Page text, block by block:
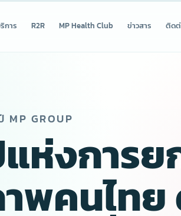
การ R2R MP Health Club ข่าวสาร ติด
MP GROUP
ห่งการย
พคนไทย